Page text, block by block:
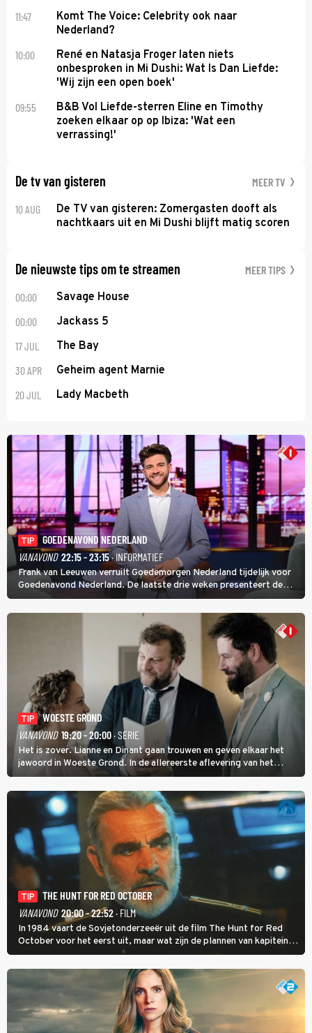
11:47
Komt The Voice: Celebrity ook naar
Nederland?
10:00
René en Natasja Froger laten niets
onbesproken in Mi Dushi: Wat Is Dan Liefde:
'Wij zijn een open boek'
09:55
B&B Vol Liefde-sterren Eline en Timothy
zoeken elkaar op op Ibiza: 'Wat een
verrassing!'
De tv van gisteren MEER TV
10 AUG
De TV van gisteren: Zomergasten dooft als
nachtkaars uit en Mi Dushi blijft matig scoren
De nieuwste tips om te streamen MEER TIPS
00:00 Savage House
00:00 Jackass 5
17 JUL The Bay
30 APR Geheim agent Marnie
20 JUL Lady Macbeth
TIP
GOEDENAVOND NEDERLAND
VANAVOND 22:15 - 23:15· INFORMATIEF
Frank van Leeuwen verruilt Goedemorgen Nederland tijdelijk voor
Goedenavond Nederland. De laatste drie weken presenteert de
journalist en De Slimste Mens-winnaar deze avondtalkshow om en
om met Sam Hagens, die er al vanaf het begin bij is.
TIP
WOESTE GROND
VANAVOND 19:20 - 20:00· SERIE
Het is zover. Lianne en Dinant gaan trouwen en geven elkaar het
jawoord in Woeste Grond. In de allereerste aflevering van het
eerste seizoen kwam Lianne vanuit de Randstad naar Twente. Daar
is ze inmiddels helemaal op haar plek.
TIP
THE HUNT FOR RED OCTOBER
VANAVOND 20:00 - 22:52· FILM
In 1984 vaart de Sovjetonderzeeër uit de film The Hunt for Red
October voor het eerst uit, maar wat zijn de plannen van kapitein
Marko Ramius?